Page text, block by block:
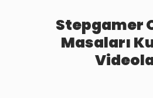
verimli setup için
rehberi inceleyin.Stepgamer
Masaları